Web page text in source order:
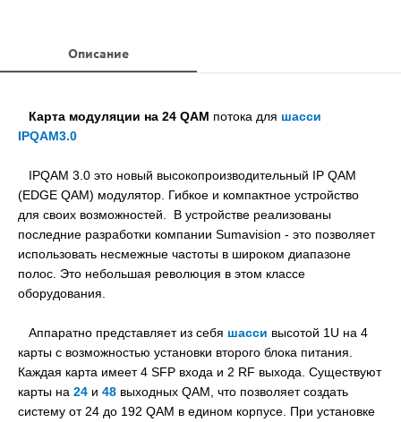
Описание
Карта модуляции на 24 QAM потока для шасси
IPQAM3.0
IPQAM 3.0 это новый высокопроизводительный IP QAM
(EDGE QAM) модулятор. Гибкое и компактное устройство
для своих возможностей. В устройстве реализованы
последние разработки компании Sumavision - это позволяет
использовать несмежные частоты в широком диапазоне
полос. Это небольшая революция в этом классе
оборудования.
Аппаратно представляет из себя шасси высотой 1U на 4
карты с возможностью установки второго блока питания.
Каждая карта имеет 4 SFP входа и 2 RF выхода. Существуют
карты на 24 и 48 выходных QAM, что позволяет создать
систему от 24 до 192 QAM в едином корпусе. При установке